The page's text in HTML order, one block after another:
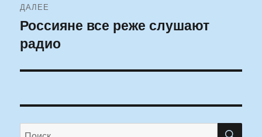
ДАЛЕЕ
Следующая
запись:
Россияне все реже слушают
радио
Искать: